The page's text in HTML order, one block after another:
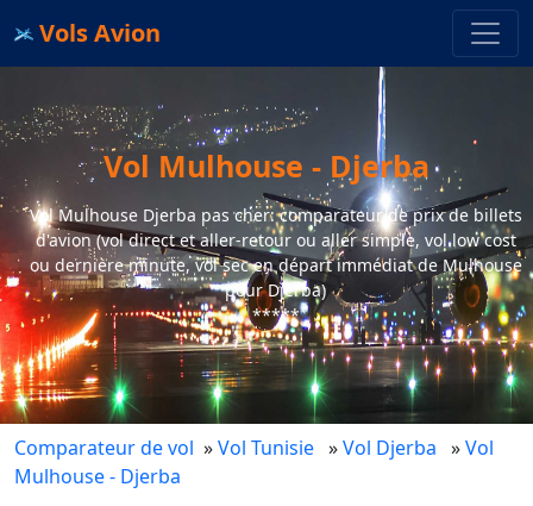
Vols Avion
Vol Mulhouse - Djerba
Vol Mulhouse Djerba pas cher: comparateur de prix de billets
d'avion (vol direct et aller-retour ou aller simple, vol low cost
ou dernière minute, vol sec en départ immédiat de Mulhouse
pour Djerba)
*****
Comparateur de vol »Vol Tunisie »Vol Djerba »Vol
Mulhouse - Djerba